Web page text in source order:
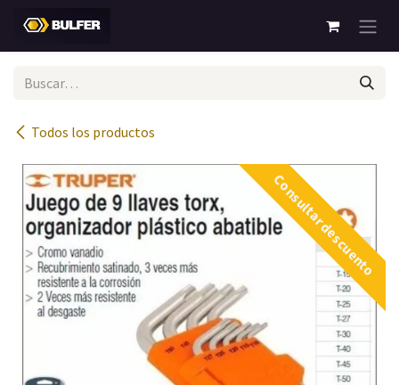
Todos los productos
Consultar descuento